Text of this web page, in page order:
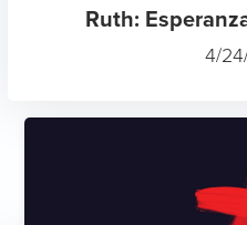
Ruth:
4/